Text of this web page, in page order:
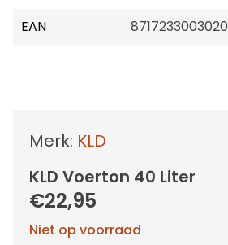
EAN
8717233003020
Merk: KLD
KLD Voerton 40 Liter
€22,95
Niet op voorraad